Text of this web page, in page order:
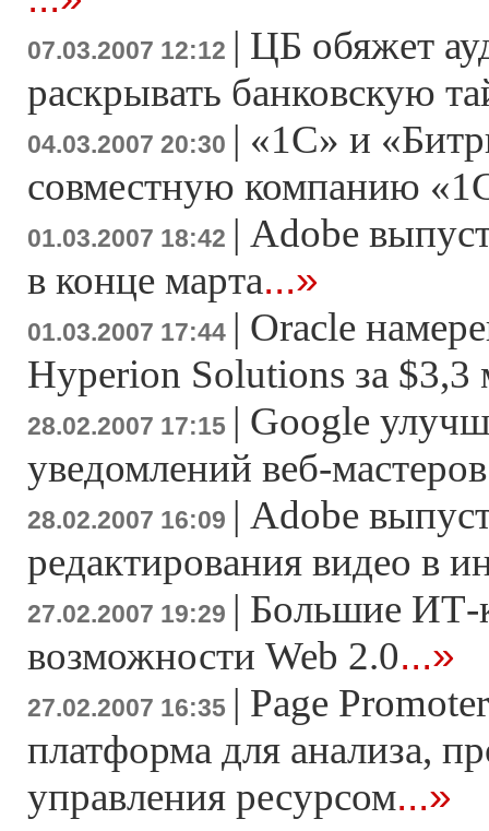
07.03.2007 12:12 | ЦБ обяжет
раскрывать банковскую
04.03.2007 20:30 | «1С» и
совместную компанию
01.03.2007 18:42 | Adobe
в конце марта...»
01.03.2007 17:44 | Oracle
Hyperion Solutions за
28.02.2007 17:15 | Google
уведомлений веб-мастеров
28.02.2007 16:09 | Adobe
редактирования видео в
27.02.2007 19:29 | Большие ИТ-
возможности Web 2.0...»
27.02.2007 16:35 | Page
платформа для анализа,
управления ресурсом...»